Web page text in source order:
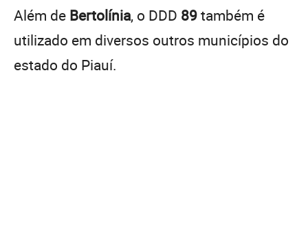
Além de Bertolínia, o DDD 89também é
utilizado em diversos outros municípios do
estado do Piauí.